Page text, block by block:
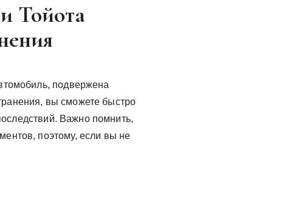
Тойота
подвержена
вы сможете быстро
Важно помнить,
поэтому, если вы не